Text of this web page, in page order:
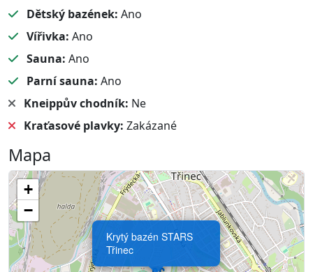
Dětský bazének: Ano
Vířivka: Ano
Sauna: Ano
Parní sauna: Ano
Kneippův chodník: Ne
Kraťasové plavky: Zakázané
Mapa
Krytý bazén STARS
Třinec
+
−